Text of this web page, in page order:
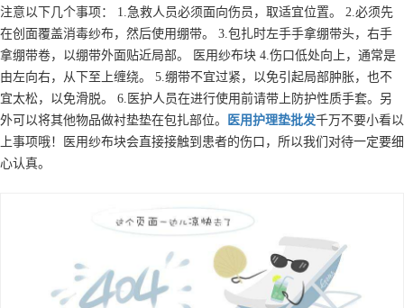
注意以下几个事项： 1.急救人员必须面向伤员，取适宜位置。 2.必须先
在创面覆盖消毒纱布，然后使用绷带。 3.包扎时左手手拿绷带头，右手
拿绷带卷，以绷带外面贴近局部。 医用纱布块 4.伤口低处向上，通常是
由左向右，从下至上缠绕。 5.绷带不宜过紧，以免引起局部肿胀，也不
宜太松，以免滑脱。 6.医护人员在进行使用前请带上防护性质手套。另
外可以将其他物品做衬垫垫在包扎部位。
医用护理垫批发千万不要小看以
上事项哦！医用纱布块会直接接触到患者的伤口，所以我们对待一定要细
心认真。